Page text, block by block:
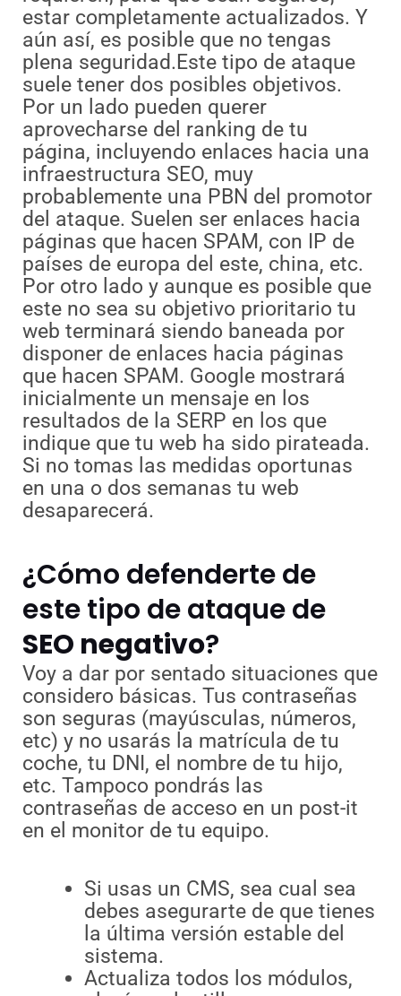
estar completamente actualizados. Y
aún así, es posible que no tengas
plena seguridad.Este tipo de ataque
suele tener dos posibles objetivos.
Por un lado pueden querer
aprovecharse del ranking de tu
página, incluyendo enlaces hacia una
infraestructura SEO, muy
probablemente una PBN del promotor
del ataque. Suelen ser enlaces hacia
páginas que hacen SPAM, con IP de
países de europa del este, china, etc.
Por otro lado y aunque es posible que
este no sea su objetivo prioritario tu
web terminará siendo baneada por
disponer de enlaces hacia páginas
que hacen SPAM. Google mostrará
inicialmente un mensaje en los
resultados de la SERP en los que
indique que tu web ha sido pirateada.
Si no tomas las medidas oportunas
en una o dos semanas tu web
desaparecerá.
¿Cómo defenderte de
este tipo de ataque de
SEO negativo?
Voy a dar por sentado situaciones que
considero básicas. Tus contraseñas
son seguras (mayúsculas, números,
etc) y no usarás la matrícula de tu
coche, tu DNI, el nombre de tu hijo,
etc. Tampoco pondrás las
contraseñas de acceso en un post-it
en el monitor de tu equipo.
Si usas un CMS, sea cual sea
debes asegurarte de que tienes
la última versión estable del
sistema.
Actualiza todos los módulos,